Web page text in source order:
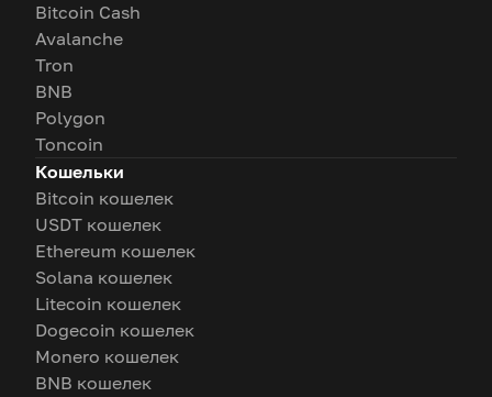
Bitcoin Cash
Avalanche
Tron
BNB
Polygon
Toncoin
Кошельки
Bitcoin кошелек
USDT кошелек
Ethereum кошелек
Solana кошелек
Litecoin кошелек
Dogecoin кошелек
Monero кошелек
BNB кошелек